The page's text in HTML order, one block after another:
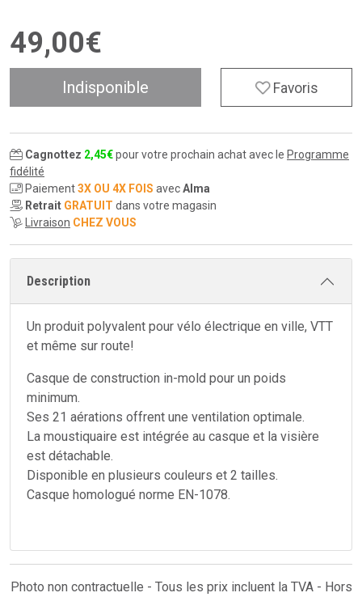
49,00€
Indisponible Favoris
Cagnottez 2,45€pour votre prochain achat avec le Programme
fidélité
Paiement3X OU 4X FOIS avecAlma
Retrait GRATUIT dans votre magasin
Livraison CHEZ VOUS
Description
Un produit polyvalent pour vélo électrique en ville, VTT
et même sur route!
Casque de construction in-mold pour un poids
minimum.
Ses 21 aérations offrent une ventilation optimale.
La moustiquaire est intégrée au casque et la visière
est détachable.
Disponible en plusieurs couleurs et 2 tailles.
Casque homologué norme EN-1078.
Photo non contractuelle - Tous les prix incluent la TVA - Hors